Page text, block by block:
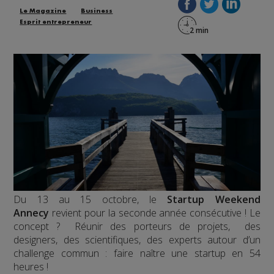
Le Magazine
Business
Esprit entrepreneur
Du 13 au 15 octobre, le Startup Weekend
Annecy revient pour la seconde année consécutive ! Le
concept ? Réunir des porteurs de projets, des
designers, des scientifiques, des experts autour d’un
challenge commun : faire naître une startup en 54
heures !